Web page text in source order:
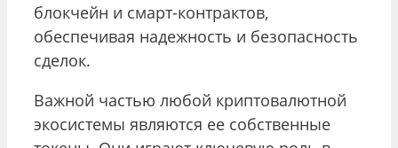
блокчейн и смарт-контрактов,
обеспечивая надежность и безопасность
сделок.
Важной частью любой криптовалютной
экосистемы являются ее собственные